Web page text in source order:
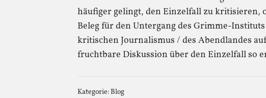
häufiger gelingt, den Einzelfall zu kritisieren,
Beleg für den Untergang des Grimme-
kritischen Journalismus / des Abendlandes
fruchtbare Diskussion über den Einzelfall so
Kategorie:Blog